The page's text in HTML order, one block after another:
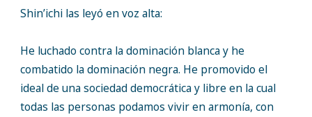
Shin’ichi las leyó en voz alta:
He luchado contra la dominación blanca y he
combatido la dominación negra. He promovido el
ideal de una sociedad democrática y libre en la cual
todas las personas podamos vivir en armonía, con